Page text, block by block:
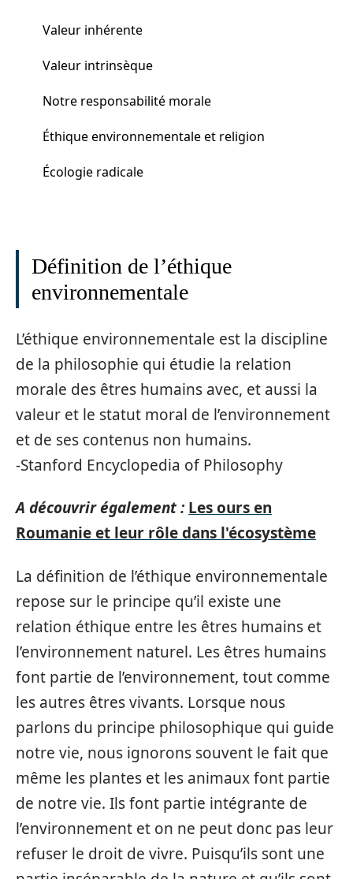
Valeur inhérente
Valeur intrinsèque
Notre responsabilité morale
Éthique environnementale et religion
Écologie radicale
Définition de l’éthique
environnementale
L’éthique environnementale est la discipline
de la philosophie qui étudie la relation
morale des êtres humains avec, et aussi la
valeur et le statut moral de l’environnement
et de ses contenus non humains.
-Stanford Encyclopedia of Philosophy
A découvrir également : Les ours en
Roumanie et leur rôle dans l'écosystème
La définition de l’éthique environnementale
repose sur le principe qu’il existe une
relation éthique entre les êtres humains et
l’environnement naturel. Les êtres humains
font partie de l’environnement, tout comme
les autres êtres vivants. Lorsque nous
parlons du principe philosophique qui guide
notre vie, nous ignorons souvent le fait que
même les plantes et les animaux font partie
de notre vie. Ils font partie intégrante de
l’environnement et on ne peut donc pas leur
refuser le droit de vivre. Puisqu’ils sont une